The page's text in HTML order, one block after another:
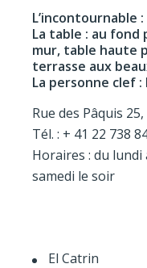
L’incontournable
La table : au fond
mur, table haute
terrasse aux
La personne clef :
Rue des Pâquis
Tél. : + 41 22 738
Horaires : du lundi
samedi le soir
El Catrin